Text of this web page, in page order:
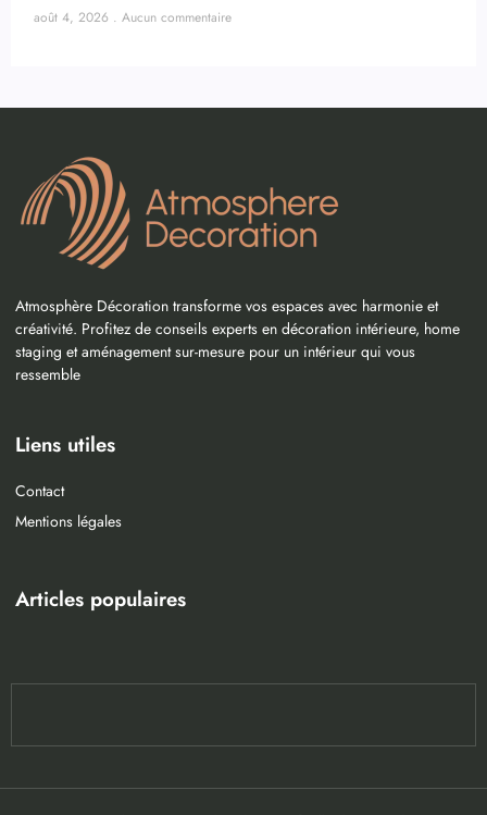
août 4, 2026 Aucun commentaire
Atmosphère Décoration transforme vos espaces avec harmonie et
créativité. Profitez de conseils experts en décoration intérieure, home
staging et aménagement sur-mesure pour un intérieur qui vous
ressemble
Liens utiles
Contact
Mentions légales
Articles populaires